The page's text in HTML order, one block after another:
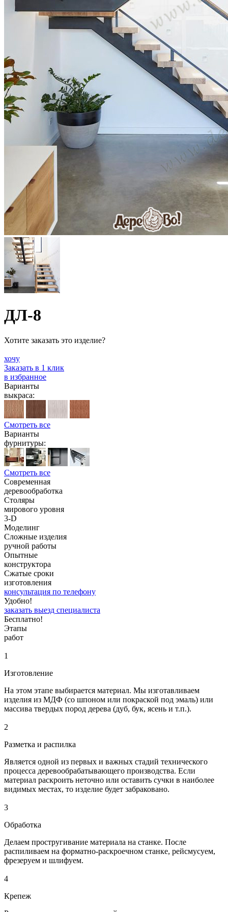
ДЛ-8
Хотите заказать это изделие?
хочу
Заказать в 1 клик
в избранное
Варианты
выкраса:
Смотреть все
Варианты
фурнитуры:
Смотреть все
Современная
деревообработка
Столяры
мирового уровня
3-D
Моделинг
Сложные изделия
ручной работы
Опытные
конструктора
Сжатые сроки
изготовления
консультация по телефону
Удобно!
заказать выезд специалиста
Бесплатно!
Этапы
работ
1
Изготовление
На этом этапе выбирается материал. Мы изготавливаем
изделия из МДФ (со шпоном или покраской под эмаль) или
массива твердых пород дерева (дуб, бук, ясень и т.п.).
2
Разметка и распилка
Является одной из первых и важных стадий технического
процесса деревообрабатывающего производства. Если
материал раскроить неточно или оставить сучки в наиболее
видимых местах, то изделие будет забраковано.
3
Обработка
Делаем простругивание материала на станке. После
распиливаем на форматно-раскроечном станке, рейсмусуем,
фрезеруем и шлифуем.
4
Крепеж